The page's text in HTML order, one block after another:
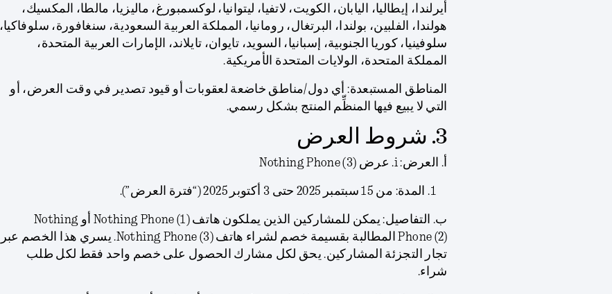
أيرلندا، إيطاليا، اليابان، الكويت، لاتفيا، ليتوانيا، لوكسمبورغ، ماليزيا، مالطا، المكسيك،
هولندا، الفلبين، بولندا، البرتغال، رومانيا، المملكة العربية السعودية، سنغافورة، سلوفاكيا،
سلوفينيا، كوريا الجنوبية، إسبانيا، السويد، تايوان، تايلاند، الإمارات العربية المتحدة،
المملكة المتحدة، الولايات المتحدة الأمريكية.
المناطق المستبعدة:أي دول/مناطق خاضعة لعقوبات أو قيود تصدير في وقت العرض، أو
التي لا يبيع فيها المنظِّم المنتج بشكل رسمي.
3. شروط العرض
أ. العرض:i. عرض Nothing Phone (3)
المدة: من 15 سبتمبر 2025 حتى 3 أكتوبر 2025 (“فترة العرض”).
ب. التفاصيل:
يمكن للمشاركين الذين يملكون هاتف Nothing Phone (1) أو Nothing
Phone (2) المطالبة بقسيمة خصم لشراء هاتف Nothing Phone (3). يسري هذا الخصم عبر
تجار التجزئة المشاركين. يحق لكل مشارك الحصول على خصم واحد فقط لكل طلب
شراء.